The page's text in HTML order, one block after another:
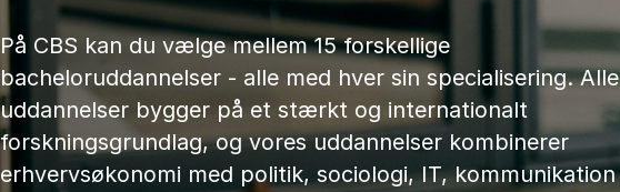
På CBS kan du vælge mellem 15 forskellige
bacheloruddannelser - alle med hver sin specialisering. Alle
uddannelser bygger på et stærkt og internationalt
forskningsgrundlag, og vores uddannelser kombinerer
erhvervsøkonomi med politik, sociologi, IT, kommunikation